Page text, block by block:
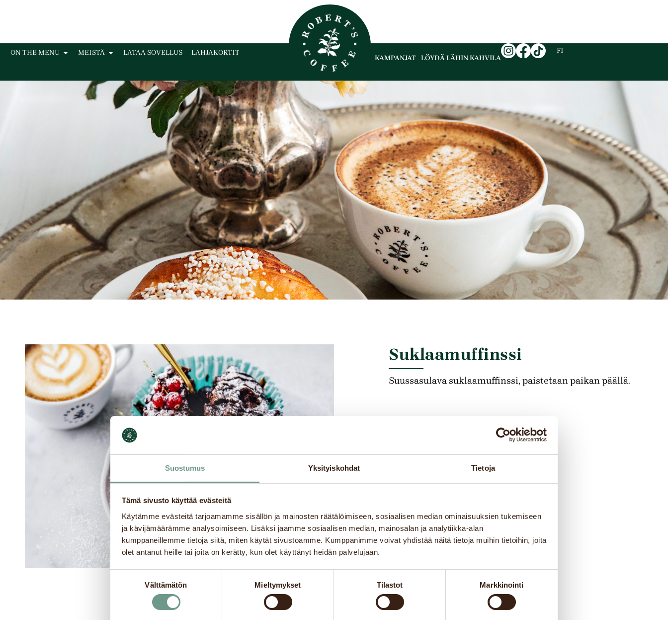
Suostumus Yksityiskohdat Tietoja
Tämä sivusto käyttää evästeitä
Käytämme evästeitä tarjoamamme sisällön ja mainosten räätälöimiseen, sosiaalisen median ominaisuuksien tukemiseen
ja kävijämäärämme analysoimiseen. Lisäksi jaamme sosiaalisen median, mainosalan ja analytiikka-alan
kumppaneillemme tietoja siitä, miten käytät sivustoamme. Kumppanimme voivat yhdistää näitä tietoja muihin tietoihin, joita
olet antanut heille tai joita on kerätty, kun olet käyttänyt heidän palvelujaan.
Välttämätön Mieltymykset Tilastot Markkinointi
ON THE MENU MEISTÄ LATAA SOVELLUS LAHJAKORTIT
KAMPANJAT LÖYDÄ LÄHIN KAHVILA
FI
SV
Suklaamuffinssi
Suussasulava suklaamuffinssi, paistetaan paikan päällä.